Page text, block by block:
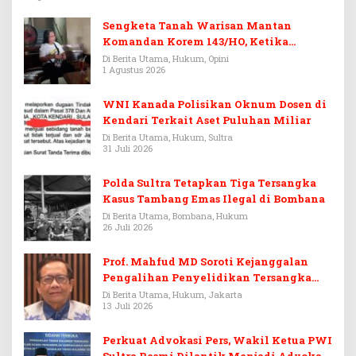
Sengketa Tanah Warisan Mantan
Komandan Korem 143/HO, Ketika
Warisan Menjadi Arena Pemerasan
Di Berita Utama, Hukum, Opini
1 Agustus 2026
WNI Kanada Polisikan Oknum Dosen di
Kendari Terkait Aset Puluhan Miliar
Di Berita Utama, Hukum, Sultra
31 Juli 2026
Polda Sultra Tetapkan Tiga Tersangka
Kasus Tambang Emas Ilegal di Bombana
Di Berita Utama, Bombana, Hukum
26 Juli 2026
Prof. Mahfud MD Soroti Kejanggalan
Pengalihan Penyelidikan Tersangka
Febrie Adriansyah
Di Berita Utama, Hukum, Jakarta
13 Juli 2026
Perkuat Advokasi Pers, Wakil Ketua PWI